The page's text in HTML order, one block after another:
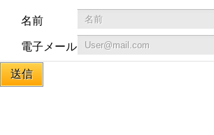
名前
電子メール